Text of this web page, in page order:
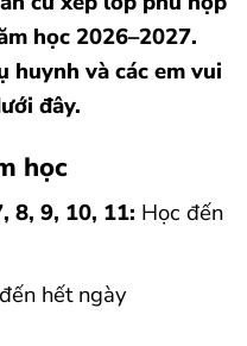
học 2026–2027.
huynh và các em vui
đây.
học
8, 9, 10, 11: Học đến
hết ngày